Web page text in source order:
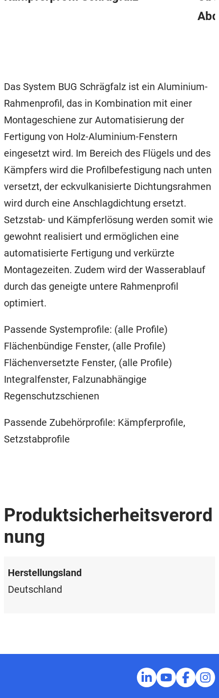
Das System BUG Schrägfalz ist ein Aluminium-
Rahmenprofil, das in Kombination mit einer
Montageschiene zur Automatisierung der
Fertigung von Holz-Aluminium-Fenstern
eingesetzt wird. Im Bereich des Flügels und des
Kämpfers wird die Profilbefestigung nach unten
versetzt, der eckvulkanisierte Dichtungsrahmen
wird durch eine Anschlagdichtung ersetzt.
Setzstab- und Kämpferlösung werden somit wie
gewohnt realisiert und ermöglichen eine
automatisierte Fertigung und verkürzte
Montagezeiten. Zudem wird der Wasserablauf
durch das geneigte untere Rahmenprofil
optimiert.
Passende Systemprofile: (alle Profile)
Flächenbündige Fenster, (alle Profile)
Flächenversetzte Fenster, (alle Profile)
Integralfenster, Falzunabhängige
Regenschutzschienen
Passende Zubehörprofile: Kämpferprofile,
Setzstabprofile
Produktsicherheitsverord
nung
Herstellungsland
Deutschland